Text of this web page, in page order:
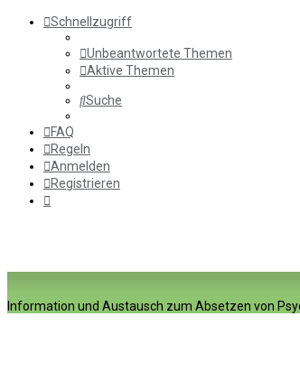
Schnellzugriff
Unbeantwortete Themen
Aktive Themen
Suche
FAQ
Regeln
Anmelden
Registrieren
Information und Austausch zum Absetzen von